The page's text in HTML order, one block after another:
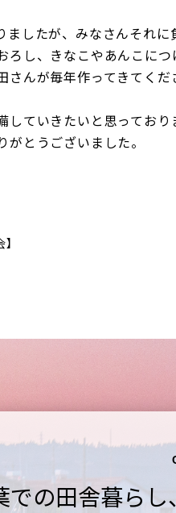
したが、みなさんそれ
ろし、きなこやあんこに
さんが毎年作ってきてく
していきたいと思ってお
とうございました。
での田舎暮らし、